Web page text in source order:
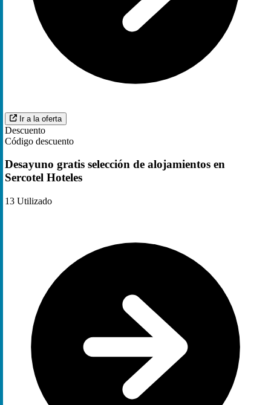
Ir a la oferta
Descuento
Código descuento
Desayuno gratis selección de alojamientos en
Sercotel Hoteles
13 Utilizado